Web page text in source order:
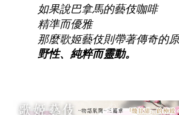
如果說巴拿馬的藝伎咖啡
精準而優雅
那麼歌姬藝伎則帶著傳奇的
野性、純粹而靈動。